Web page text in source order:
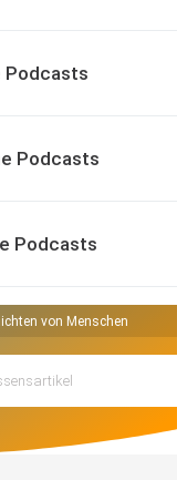
Podcasts
Podcasts
Podcasts
von Menschen aus